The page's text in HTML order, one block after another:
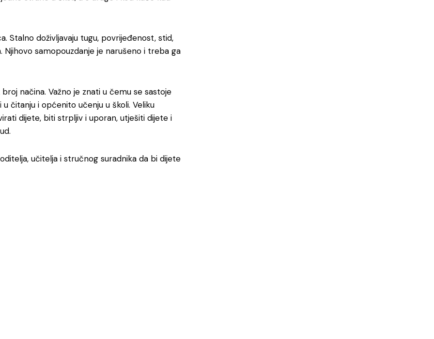
Stalno doživljavaju tugu, povrijeđenost, stid,
Njihovo samopouzdanje je narušeno i treba ga
načina. Važno je znati u čemu se sastoje
čitanju i općenito učenju u školi. Veliku
dijete, biti strpljiv i uporan, utješiti dijete i
učitelja i stručnog suradnika da bi dijete